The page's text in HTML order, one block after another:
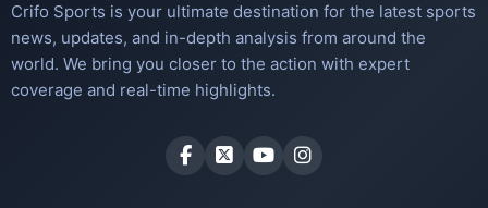
Crifo Sports is your ultimate destination for the latest sports
news, updates, and in-depth analysis from around the
world. We bring you closer to the action with expert
coverage and real-time highlights.